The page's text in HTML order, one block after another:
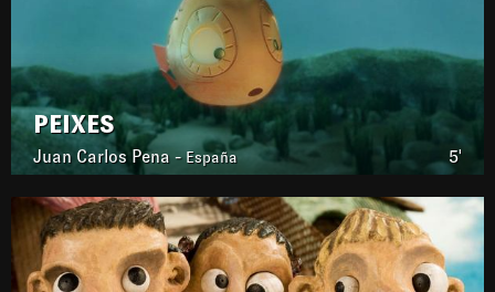
PEIXES
5'
Juan Carlos Pena -España